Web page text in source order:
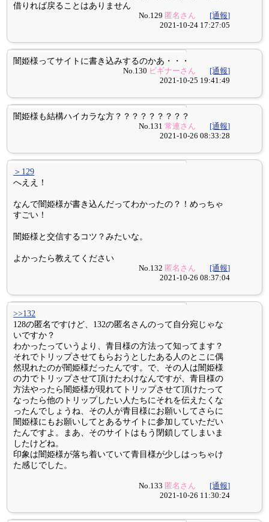
借りれば戻ることはありません
No.129 匿名さん
[通報]
2021-10-24 17:27:05
闇姫様ってサイトに書き込みするのかあ・・・
No.130 ビギナーさん
[通報]
2021-10-25 19:41:49
闇姫様も結構ハイカラな方？？？？？？？？？
No.131常連さん
[通報]
2021-10-26 08:33:28
＞129
へええ！
なんで闇姫様が書き込んだってわかったの？！めっちゃ
すごい！
闇姫様と交信するコツ？みたいな。
よかったら教えてください
No.132 匿名さん
[通報]
2021-10-26 08:37:04
>>132
128の匿名ですけど、132の匿名さんのって自分宛じゃな
いですか？
わかったっていうより、青目様の方法って知ってます？
それでトリップさせてもらおうとしたある人のとこに偶
然現れたのが闇姫様だったんです。で、その人は闇姫様
の力でトリップさせて頂けたわけなんですが、青目様の
方法やったら闇姫様が現れてトリップさせて頂けたって
なったら他のトリップしたい人たちにそれを伝えたくな
ったんでしょうね、その人が青目様にお願いしてさらに
闇姫様にもお願いしてとあるサイトに参加していただい
たんですよ。まあ、そのサイトはもう閉鎖してしまいま
したけどね。
印象は闇姫様が落ち着いていて青目様が少しはっちゃけ
た感じでした。
No.133 匿名さん
[通報]
2021-10-26 11:30:24